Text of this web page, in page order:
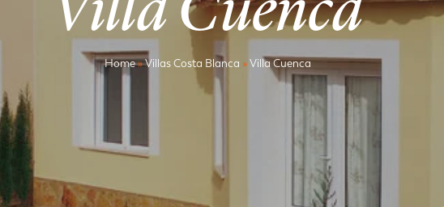
Villa Cuenca
Home»Villas Costa Blanca »Villa Cuenca